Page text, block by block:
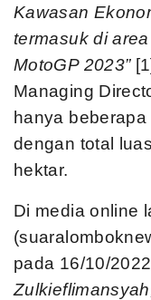
Kawasan
termasuk di
MotoGP 2023”
Managing
hanya
dengan total
hektar.
Di media online
pada 16/10/